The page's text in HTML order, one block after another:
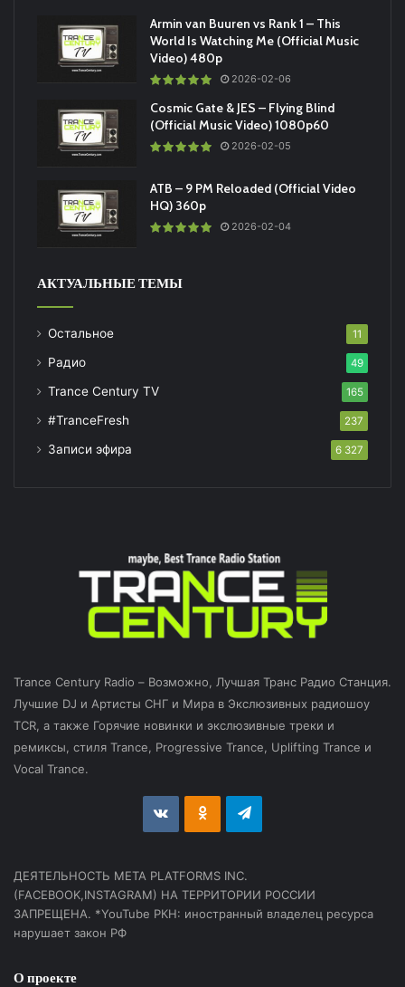
Armin van Buuren vs Rank 1 – This
World Is Watching Me (Official Music
Video) 480p
2026-02-06
Cosmic Gate & JES – Flying Blind
(Official Music Video) 1080p60
2026-02-05
ATB – 9 PM Reloaded (Official Video
HQ) 360p
2026-02-04
АКТУАЛЬНЫЕ ТЕМЫ
Остальное 11
Радио 49
Trance Century TV 165
#TranceFresh 237
Записи эфира 6 327
Trance Century Radio – Возможно, Лучшая Транс Радио Станция.
Лучшие DJ и Артисты СНГ и Мира в Экслюзивных радиошоу
TCR, а также Горячие новинки и экслюзивные треки и
ремиксы, стиля Trance, Progressive Trance, Uplifting Trance и
Vocal Trance.
vk.com Odnoklassniki
Telegram
ДЕЯТЕЛЬНОСТЬ МЕТА PLATFORMS INC.
(FACEBOOK,INSTAGRAM) НА ТЕРРИТОРИИ РОССИИ
ЗАПРЕЩЕНА. *YouTube РКН: иностранный владелец ресурса
нарушает закон РФ
О проекте